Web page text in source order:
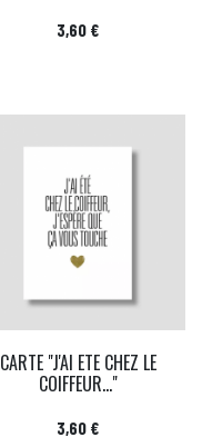
Prix
3,60 €
CARTE "J'AI ETE CHEZ LE
COIFFEUR..."
Prix
3,60 €